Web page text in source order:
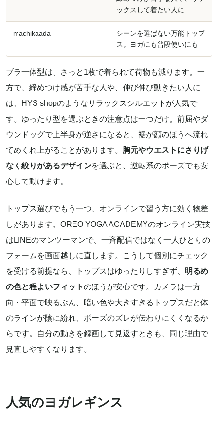
ックスして着たい人に
machikaada
シーンを選ばない万能トップ
ス。ヨガにも普段使いにも
ブラ一体型は、さっと1枚で着られて荷物も減ります。一
方で、締めつけ感が苦手な人や、伸び伸び動きたい人に
は、HYS shopのようなリラックスシルエットが人気で
す。ゆったり型を選ぶときの注意点は一つだけ。前屈やダ
ウンドッグで上半身が逆さになると、裾が顔のほうへ流れ
てめくれ上がることがあります。 胸元やウエストにさりげ
なく絞りがあるデザインを選ぶと、逆転系のポーズでも安
心して動けます。
トップス選びでもう一つ、オンラインで習う方に効く物差
しがあります。OREO YOGA ACADEMYのオンライン実技
はLINEのマンツーマンで、一斉配信ではなく一人ひとりの
フォームを画面越しに直します。こうして個別にチェック
を受ける前提なら、トップスはゆったりしすぎず、 明るめ
の色と程よいフィットのほうが安心です。カメラは一方
向・平面で映るぶん、暗い色や大きすぎるトップスだと体
のラインが陰に紛れ、ポーズのズレが伝わりにくくなるか
らです。自分の動きを録画して見返すときも、同じ理由で
見直しやすくなります。
人気のヨガレギンス